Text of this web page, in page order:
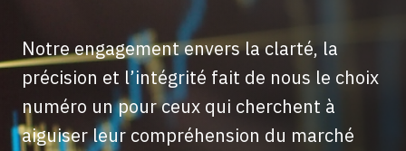
Notre engagement envers la clarté, la
précision et l’intégrité fait de nous le choix
numéro un pour ceux qui cherchent à
aiguiser leur compréhension du marché